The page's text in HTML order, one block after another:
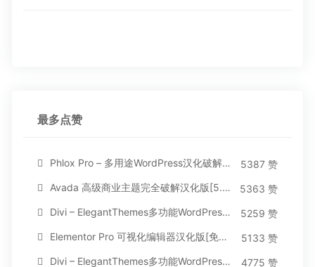
最多点赞
Phlox Pro – 多用途WordPress汉化破解主题[5.1.12]
5387 赞
Avada 高级商业主题完全破解汉化版[5.8.2]
5363 赞
Divi – ElegantThemes多功能WordPress主题[汉化版4.4.2]
5259 赞
Elementor Pro 可视化编辑器汉化版[免费持续更新]
5133 赞
Divi – ElegantThemes多功能WordPress主题[汉化版3.1.95]
4775 赞